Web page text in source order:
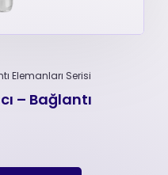
Elemanları Serisi
– Bağlantı